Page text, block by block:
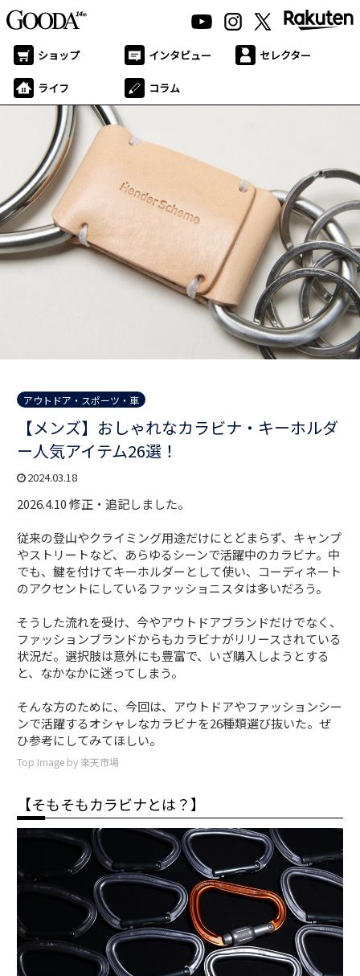
ショップ インタビュー セレクター
ライフ コラム
アウトドア・スポーツ・車
【メンズ】おしゃれなカラビナ・キーホルダ
ー人気アイテム26選！
2024.03.18
2026.4.10 修正・追記しました。
従来の登山やクライミング用途だけにとどまらず、キャンプ
やストリートなど、あらゆるシーンで活躍中のカラビナ。中
でも、鍵を付けてキーホルダーとして使い、コーディネート
のアクセントにしているファッショニスタは多いだろう。
そうした流れを受け、今やアウトドアブランドだけでなく、
ファッションブランドからもカラビナがリリースされている
状況だ。選択肢は意外にも豊富で、いざ購入しようとする
と、なかなかに迷ってしまう。
そんな方のために、今回は、アウトドアやファッションシー
ンで活躍するオシャレなカラビナを26種類選び抜いた。ぜ
ひ参考にしてみてほしい。
Top Image by 楽天市場
【そもそもカラビナとは？】